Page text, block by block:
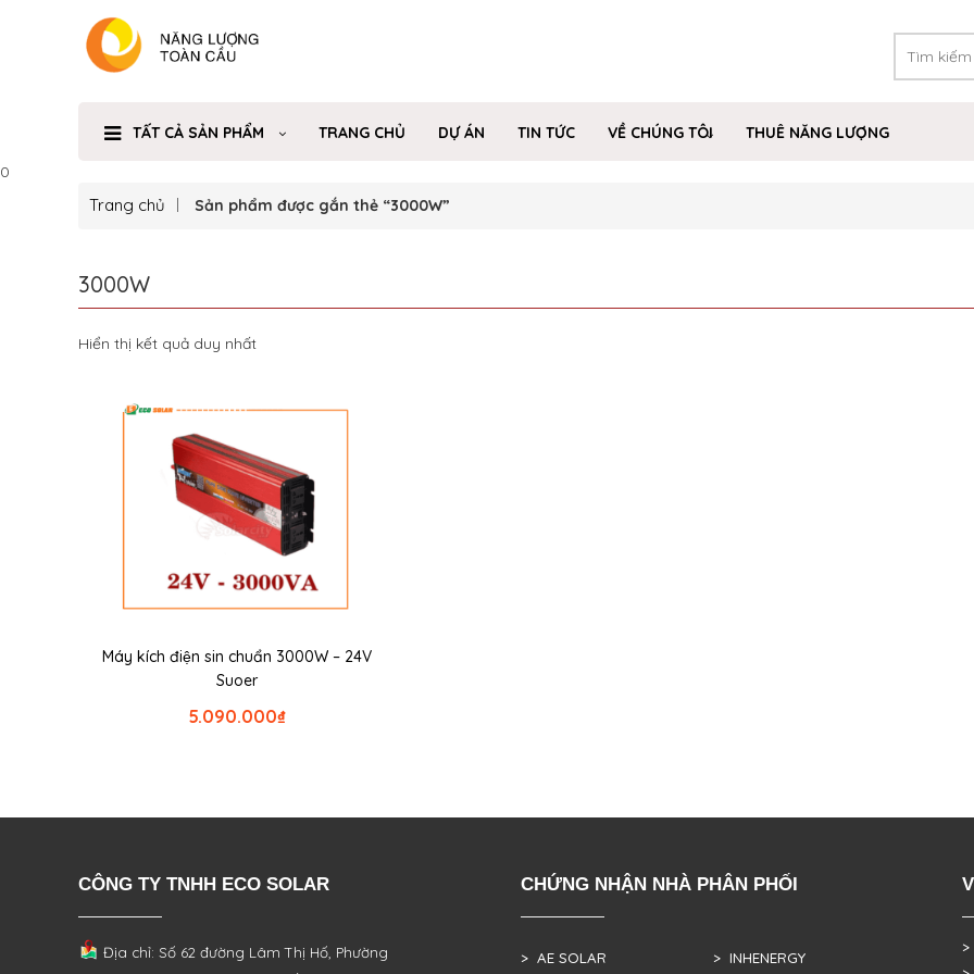
TẤT CẢ SẢN PHẨM TRANG CHỦ DỰ ÁN TIN TỨC VỀ CHÚNG TÔI
THUÊ NĂNG LƯỢNG
0
Trang chủ Sản phẩm được gắn thẻ “3000W”
3000W
Hiển thị kết quả duy nhất
Máy kích điện sin chuẩn 3000W – 24V
Suoer
₫
5.090.000
CÔNG TY TNHH ECO SOLAR
Địa chỉ: Số 62 đường Lâm Thị Hố, Phường
CHỨNG NHẬN NHÀ PHÂN PHỐI
> AE SOLAR > INHENERGY
>